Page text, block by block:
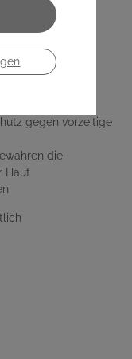
gegen vorzeitige
die
Haut